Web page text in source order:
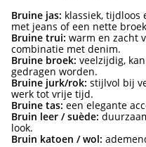
Bruine jas: klassiek, tijdloos
met jeans of een nette
Bruine trui: warm en zacht
combinatie met denim.
Bruine broek: veelzijdig,
gedragen worden.
Bruine jurk/rok: stijlvol bij
werk tot vrije tijd.
Bruine tas: een elegante
Bruin leer / suède:
look.
Bruin katoen / wol: